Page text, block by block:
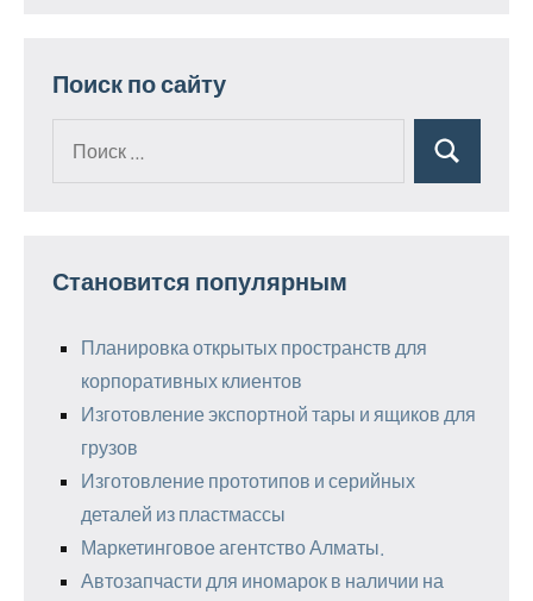
Поиск по сайту
Поиск
Становится популярным
Планировка открытых пространств для
корпоративных клиентов
Изготовление экспортной тары и ящиков для
грузов
Изготовление прототипов и серийных
деталей из пластмассы
Маркетинговое агентство Алматы.
Автозапчасти для иномарок в наличии на